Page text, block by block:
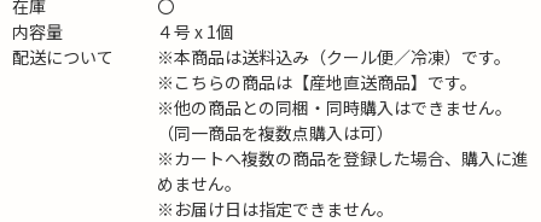
在庫
〇
内容量
４号 x 1個
配送について
※本商品は送料込み（クール便／冷凍）です。
※こちらの商品は【産地直送商品】です。
※他の商品との同梱・同時購入はできません。
（同一商品を複数点購入は可）
※カートへ複数の商品を登録した場合、購入に進
めません。
※お届け日は指定できません。